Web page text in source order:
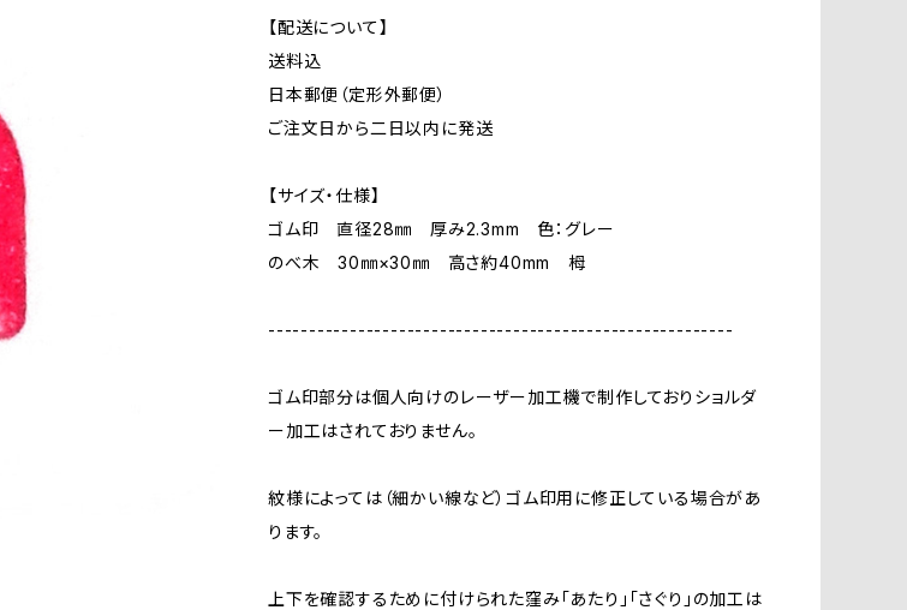
【配送について】
送料込
日本郵便（定形外郵便）
ご注文日から二日以内に発送
【サイズ・仕様】
ゴム印 直径28㎜ 厚み2.3mm 色：グレー
のべ木 30㎜×30㎜ 高さ約40mm 栂
---------------------------------------------------------
ゴム印部分は個人向けのレーザー加工機で制作しておりショルダ
ー加工はされておりません。
紋様によっては（細かい線など）ゴム印用に修正している場合があ
ります。
上下を確認するために付けられた窪み「あたり」「さぐり」の加工は